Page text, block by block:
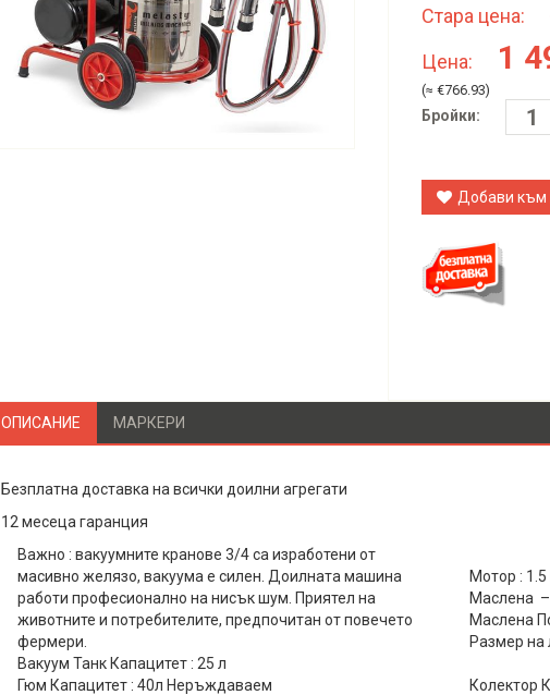
Стара цена:
Цена: 1
(≈ €766.93)
Бройки:
Добави към
ОПИСАНИЕ МАРКЕРИ
Безплатна доставка на всички доилни агрегати
12 месеца гаранция
Важно : вакуумните кранове 3/4 са изработени от
масивно желязо, вакуума е силен. Доилната машина
работи професионално на нисък шум. Приятел на
животните и потребителите, предпочитан от повечето
фермери.
Мотор :
Маслена
Маслена
Размер на
Вакуум Танк Капацитет : 25 л
Гюм Капацитет : 40л Неръждаваем
Колектор